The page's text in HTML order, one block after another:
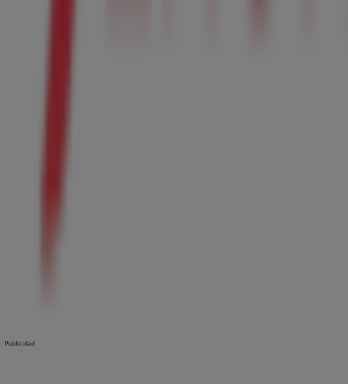
Publicidad